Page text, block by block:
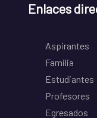
Enlaces
Aspirantes
Familia
Estudiantes
Profesores
Egresados